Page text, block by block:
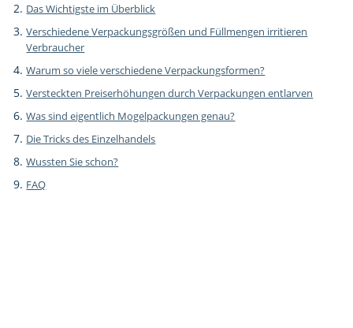
Das Wichtigste im Überblick
Verschiedene Verpackungsgrößen und Füllmengen irritieren
Verbraucher
Warum so viele verschiedene Verpackungsformen?
Versteckten Preiserhöhungen durch Verpackungen entlarven
Was sind eigentlich Mogelpackungen genau?
Die Tricks des Einzelhandels
Wussten Sie schon?
FAQ